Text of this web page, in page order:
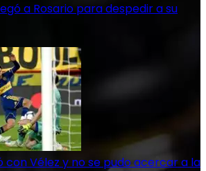
a Rosario para despedir a su
con Vélez y no se pudo acercar a la